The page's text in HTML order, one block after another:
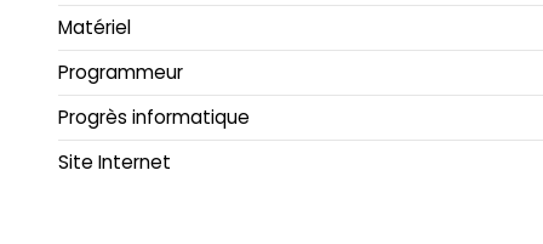
Matériel
Programmeur
Progrès informatique
Site Internet